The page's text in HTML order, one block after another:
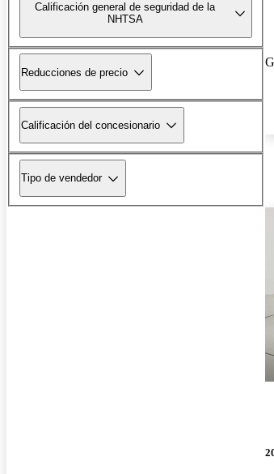
Calificación general de seguridad de la
NHTSA
Reducciones de precio
Calificación del concesionario
Tipo de vendedor